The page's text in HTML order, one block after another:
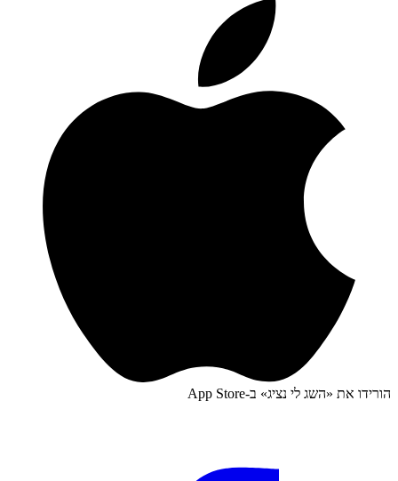
הורידו את «השג לי נציג» ב-App Store